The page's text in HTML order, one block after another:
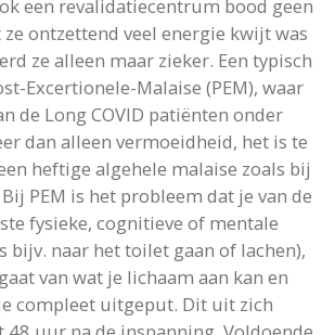
een revalidatiecentrum bood geen
ontzettend veel energie kwijt was
ze alleen maar zieker. Een typisch
Excertionele-Malaise (PEM), waar
de Long COVID patiënten onder
dan alleen vermoeidheid, het is te
heftige algehele malaise zoals bij
PEM is het probleem dat je van de
fysieke, cognitieve of mentale
bijv. naar het toilet gaan of lachen),
van wat je lichaam aan kan en
compleet uitgeput. Dit uit zich